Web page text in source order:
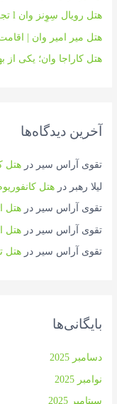
هتل رویال سِوِنز وان l تجربه‌ای لوکس و راحت در دل شهر وان
هتل میر امیر وان |
هتل کاراجا وان؛ یکی از بهترین هتل‌های ۴
آخرین دیدگاه‌ها
تقوی آراس سیر درهتل
لیلا رهبر درهتل
تقوی آراس سیر درهتل
تقوی آراس سیر درهتل
تقوی آراس سیر درهتل
بایگانی‌ها
دسامبر 2025
نوامبر 2025
سپتامبر 2025